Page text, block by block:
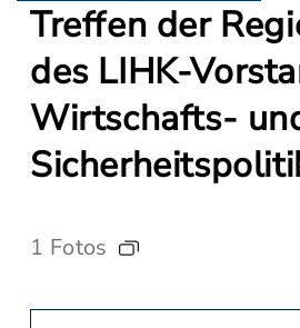
Treffen der
des LIHK-
Wirtschafts-
1 Fotos